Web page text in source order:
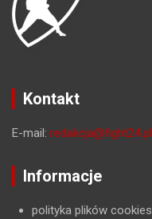
Kontakt
E-mail: redakcja@fight24.pl
Informacje
polityka plików cookies